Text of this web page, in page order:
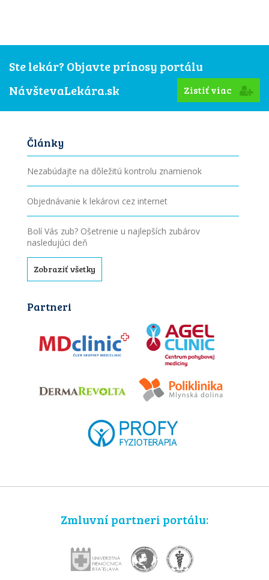
Ste lekár? Objavte prínosy portálu
NávštevaLekára.sk
Zistiť viac
Články
Nezabúdajte na dôležitú kontrolu znamienok
Objednávanie k lekárovi cez internet
Bolí Vás zub? Ošetrenie u najlepších zubárov
nasledujúci deň
Zobraziť všetky
Partneri
Zmluvní partneri portálu: